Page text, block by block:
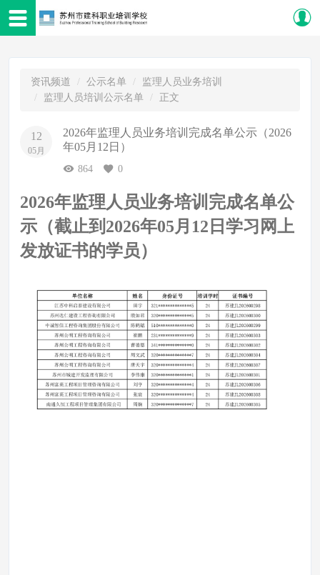
资讯频道 公示名单
监理人员业务培训
监理人员培训公示名单
正文
12
05月
2026年监理人员业务培训完成名单公示（2026
年05月12日）
864 0
2026年监理人员业务培训完成名单公
示（截止到2026年05月12日学习网上
发放证书的学员）